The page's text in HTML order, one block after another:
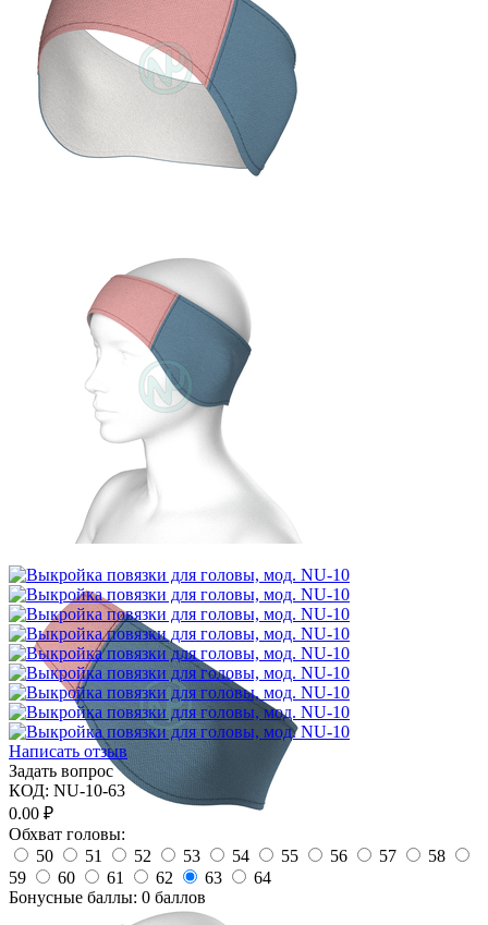
Написать отзыв
Задать вопрос
КОД: NU-10-63
0.00 ₽
Обхват головы:
50
51 52 53 54 55 56 57
58
59
60 61 62 63
64
Бонусные баллы: 0 баллов